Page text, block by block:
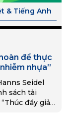
& Tiếng Anh
để thực
nhựa”
Seidel
sách tài
đẩy giải